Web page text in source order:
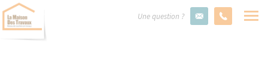
Une question ?